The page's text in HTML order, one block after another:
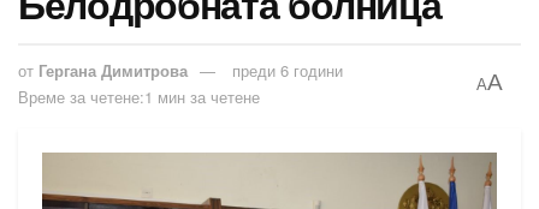
от Гергана Димитрова
преди 6 години
Време за четене:1 мин за четене
AA